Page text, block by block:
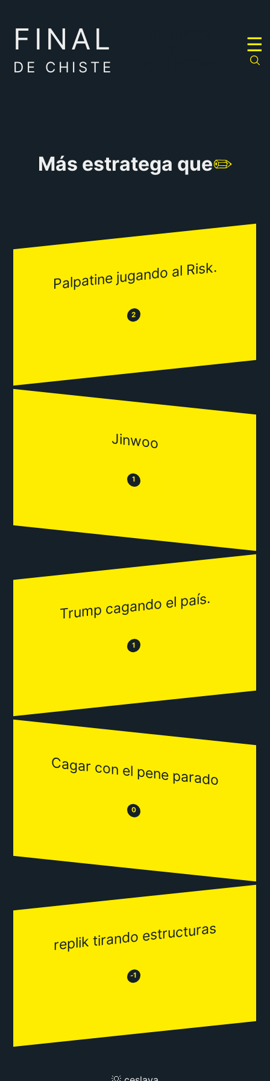
FINAL
DE CHISTE
☰
Más estratega que✏️
Palpatine jugando al Risk.
😒 2 😂
Jinwoo
😒 1 😂
Trump cagando el país.
😒 1 😂
Cagar con el pene parado
😒 0 😂
replik tirando estructuras
😒 -1 😂